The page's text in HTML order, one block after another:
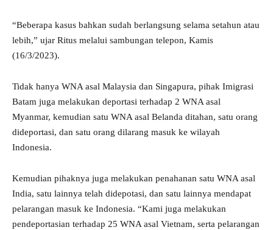
“Beberapa kasus bahkan sudah berlangsung selama setahun atau
lebih,” ujar Ritus melalui sambungan telepon, Kamis
(16/3/2023).
Tidak hanya WNA asal Malaysia dan Singapura, pihak Imigrasi
Batam juga melakukan deportasi terhadap 2 WNA asal
Myanmar, kemudian satu WNA asal Belanda ditahan, satu orang
dideportasi, dan satu orang dilarang masuk ke wilayah
Indonesia.
Kemudian pihaknya juga melakukan penahanan satu WNA asal
India, satu lainnya telah didepotasi, dan satu lainnya mendapat
pelarangan masuk ke Indonesia. “Kami juga melakukan
pendeportasian terhadap 25 WNA asal Vietnam, serta pelarangan